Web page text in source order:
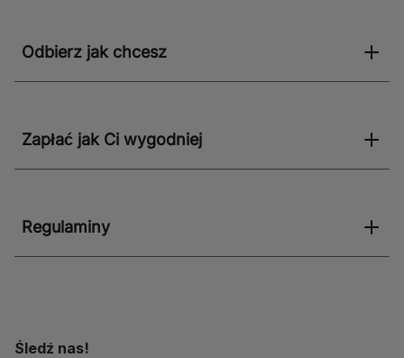
Odbierz jak chcesz
Zapłać jak Ci wygodniej
Regulaminy
Śledź nas!